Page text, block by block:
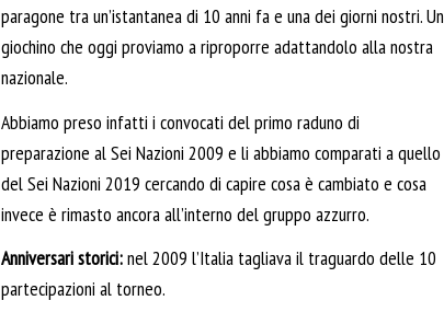
paragone tra un’istantanea di 10 anni fa e una dei giorni nostri. Un
giochino che oggi proviamo a riproporre adattandolo alla nostra
nazionale.
Abbiamo preso infatti i convocati del primo raduno di
preparazione al Sei Nazioni 2009 e li abbiamo comparati a quello
del Sei Nazioni 2019 cercando di capire cosa è cambiato e cosa
invece è rimasto ancora all’interno del gruppo azzurro.
Anniversari storici:nel 2009 l’Italia tagliava il traguardo delle 10
partecipazioni al torneo.